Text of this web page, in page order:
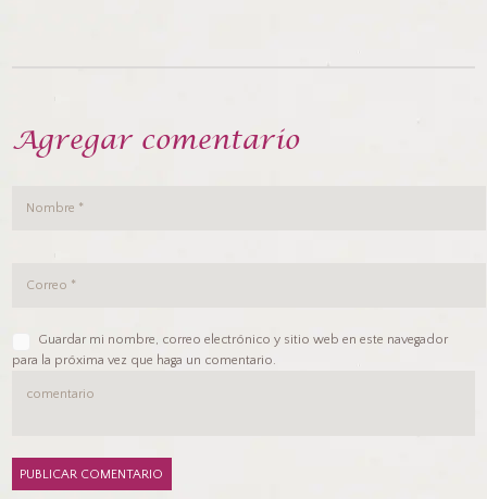
Agregar comentario
Guardar mi nombre, correo electrónico y sitio web en este navegador
para la próxima vez que haga un comentario.